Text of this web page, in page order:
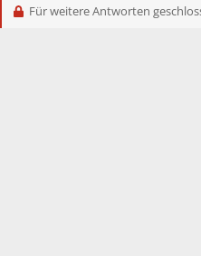
Für weitere Antworten